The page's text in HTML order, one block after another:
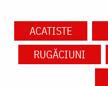
ACATISTE
RUGĂCIUNI